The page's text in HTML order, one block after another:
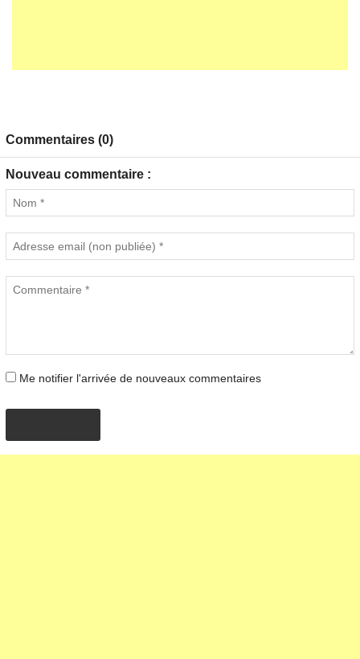
Commentaires (0)
Nouveau commentaire :
Me notifier l'arrivée de nouveaux commentaires